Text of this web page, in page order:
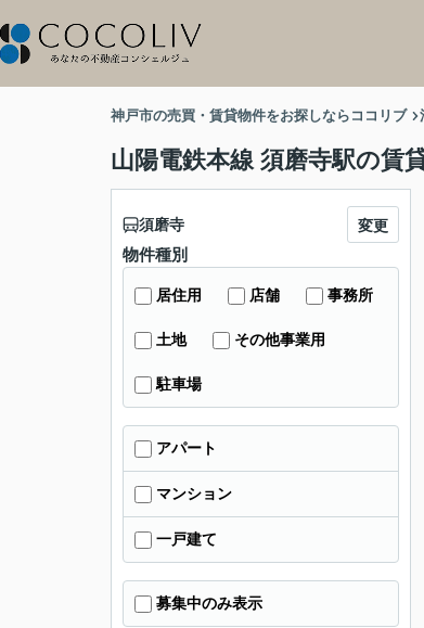
神戸市の売買・賃貸物件をお探しならココリブ
山陽電鉄本線 須磨寺駅の賃
須磨寺 変更
物件種別
居住用 店舗 事務所
土地 その他事業用
駐車場
アパート
マンション
一戸建て
募集中のみ表示